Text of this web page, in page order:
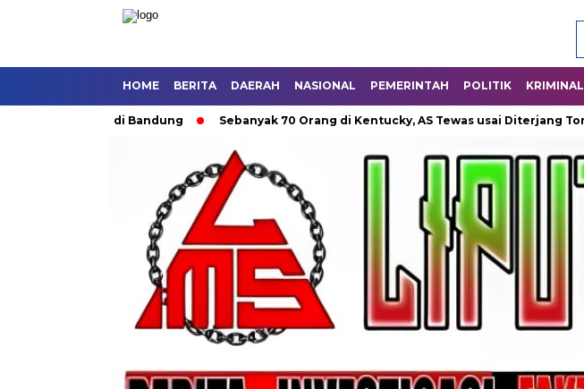
HOME BERITA DAERAH NASIONAL PEMERINTAH POLITIK KRIMINAL
Umum di Bandung Sebanyak 70 Orang di Kentucky, AS Tewas usai Diterjang Tornado